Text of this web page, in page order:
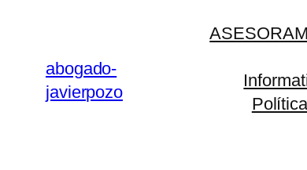
contenidoabogado-
javierpozo